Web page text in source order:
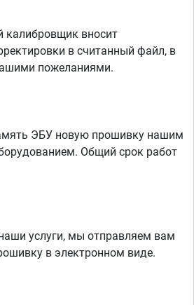
вносит
в считанный файл, в
пожеланиями.
ЭБУ новую прошивку нашим
Общий срок работ
услуги, мы отправляем вам
в электронном виде.